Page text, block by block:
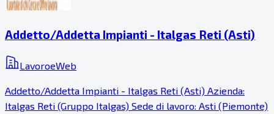
Addetto/Addetta Impianti - Italgas Reti (Asti)
LavoroeWeb
Addetto/Addetta Impianti - Italgas Reti (Asti) Azienda:
Italgas Reti (Gruppo Italgas) Sede di lavoro: Asti (Piemonte)